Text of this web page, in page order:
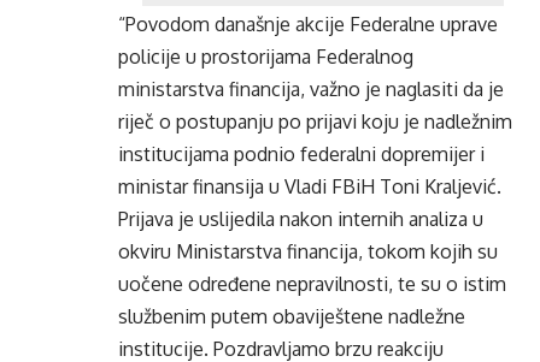
“Povodom današnje akcije Federalne uprave
policije u prostorijama Federalnog
ministarstva financija, važno je naglasiti da je
riječ o postupanju po prijavi koju je nadležnim
institucijama podnio federalni dopremijer i
ministar finansija u Vladi FBiH Toni Kraljević.
Prijava je uslijedila nakon internih analiza u
okviru Ministarstva financija, tokom kojih su
uočene određene nepravilnosti, te su o istim
službenim putem obaviještene nadležne
institucije. Pozdravljamo brzu reakciju